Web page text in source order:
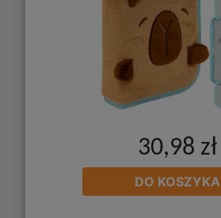
30,98 zł
DO KOSZYKA